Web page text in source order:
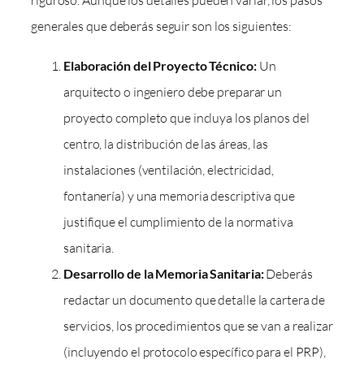
generales que deberás seguir son los siguientes:
Elaboración del Proyecto Técnico:Un
arquitecto o ingeniero debe preparar un
proyecto completo que incluya los planos del
centro, la distribución de las áreas, las
instalaciones (ventilación, electricidad,
fontanería) y una memoria descriptiva que
justifique el cumplimiento de la normativa
sanitaria.
Desarrollo de la Memoria Sanitaria:Deberás
redactar un documento que detalle la cartera de
servicios, los procedimientos que se van a realizar
(incluyendo el protocolo específico para el PRP),